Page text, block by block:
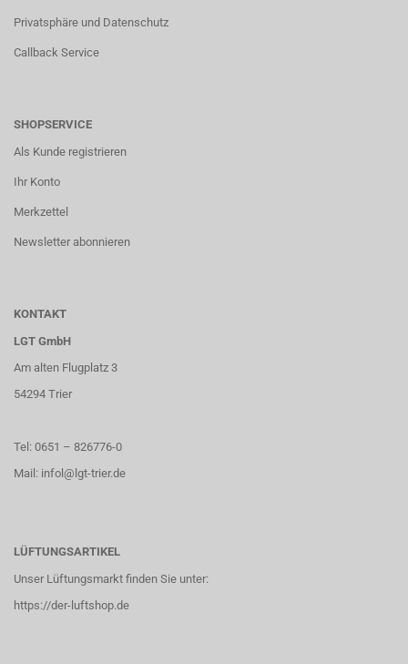
Privatsphäre und Datenschutz
Callback Service
SHOPSERVICE
Als Kunde registrieren
Ihr Konto
Merkzettel
Newsletter abonnieren
KONTAKT
LGT GmbH
Am alten Flugplatz 3
54294 Trier
Tel: 0651 – 826776-0
Mail: infol@lgt-trier.de
LÜFTUNGSARTIKEL
Unser Lüftungsmarkt finden Sie unter:
https://der-luftshop.de